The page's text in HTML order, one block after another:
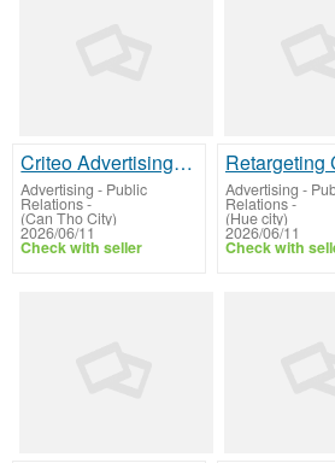
Criteo Advertising Specialist
Advertising - Public
Relations-
(Can Tho City)
2026/06/11
Check with seller
Advertising -
Relations-
(Hue city)
2026/06/11
Check with